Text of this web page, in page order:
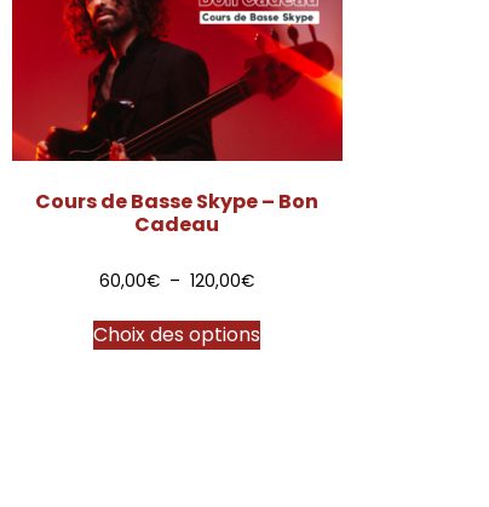
Cours de Basse Skype – Bon
Cadeau
60,00€ – 120,00€
Choix des options